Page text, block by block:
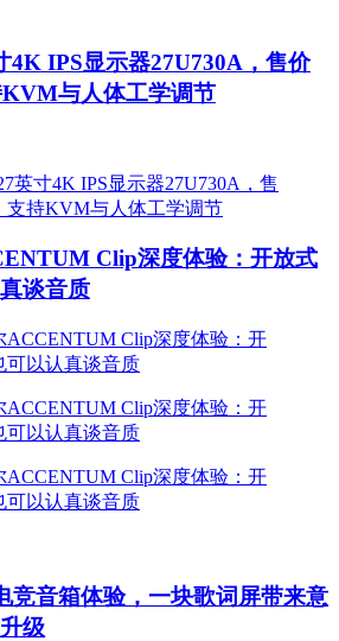
4K IPS显示器27U730A，售价
KVM与人体工学调节
Clip深度体验：开放式
谈音质
竞音箱体验，一块歌词屏带来意
级